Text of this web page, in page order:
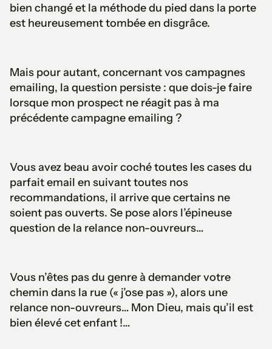
bien changé et la méthode du pied dans la porte
est heureusement tombée en disgrâce.
Mais pour autant, concernant vos campagnes
emailing, la question persiste : que dois-je faire
lorsque mon prospect ne réagit pas à ma
précédente campagne emailing ?
Vous avez beau avoir coché toutes les cases du
parfait email en suivant toutes nos
recommandations, il arrive que certains ne
soient pas ouverts. Se pose alors l’épineuse
question de la relance non-ouvreurs…
Vous n’êtes pas du genre à demander votre
chemin dans la rue (« j’ose pas »), alors une
relance non-ouvreurs… Mon Dieu, mais qu’il est
bien élevé cet enfant !…